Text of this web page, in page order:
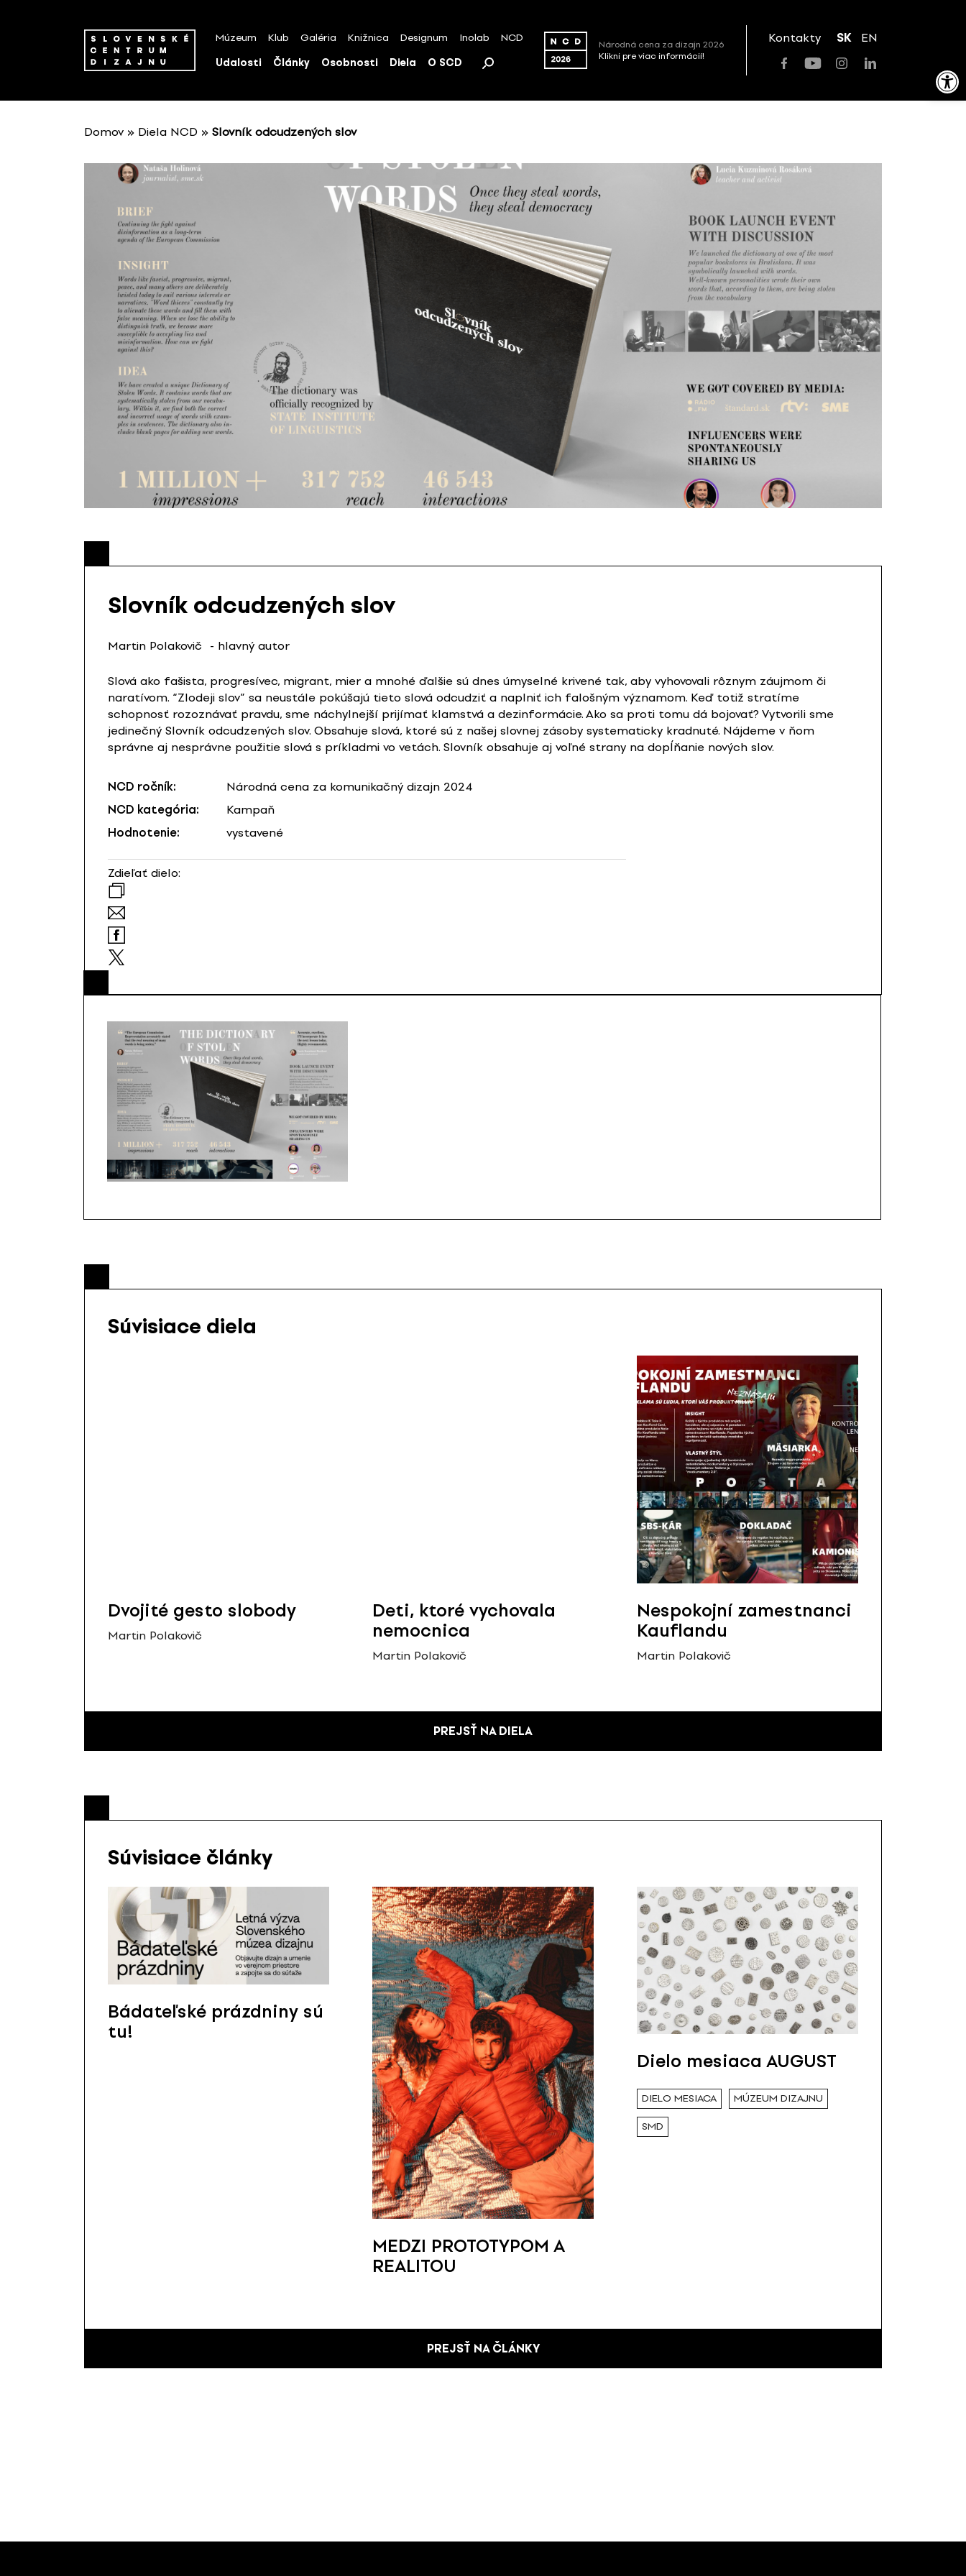
Open toolbar
Múzeum Klub Galéria Knižnica Designum Inolab NCD
Udalosti Články Osobnosti Diela O SCD
Národná cena za dizajn 2026
Klikni pre viac informácií!
Kontakty SK EN
Domov » Diela NCD » Slovník odcudzených slov
Slovník odcudzených slov
Martin Polakovič - hlavný autor
Slová ako fašista, progresívec, migrant, mier a mnohé ďalšie sú dnes úmyselné krivené tak, aby vyhovovali rôznym záujmom či
naratívom. “Zlodeji slov” sa neustále pokúšajú tieto slová odcudziť a naplniť ich falošným významom. Keď totiž stratíme
schopnosť rozoznávať pravdu, sme náchylnejší prijímať klamstvá a dezinformácie. Ako sa proti tomu dá bojovať? Vytvorili sme
jedinečný Slovník odcudzených slov. Obsahuje slová, ktoré sú z našej slovnej zásoby systematicky kradnuté. Nájdeme v ňom
správne aj nesprávne použitie slová s príkladmi vo vetách. Slovník obsahuje aj voľné strany na dopĺňanie nových slov.
NCD ročník:
Národná cena za komunikačný dizajn 2024
NCD kategória:
Kampaň
Hodnotenie:
vystavené
Zdieľať dielo:
Súvisiace diela
Dvojité gesto slobody
Martin Polakovič
Deti, ktoré vychovala
nemocnica
Martin Polakovič
Nespokojní zamestnanci
Kauflandu
Martin Polakovič
PREJSŤ NA DIELA
Súvisiace články
Bádateľské prázdniny sú
tu!
MEDZI PROTOTYPOM A
REALITOU
Dielo mesiaca AUGUST
DIELO MESIACA MÚZEUM DIZAJNU
SMD
PREJSŤ NA ČLÁNKY